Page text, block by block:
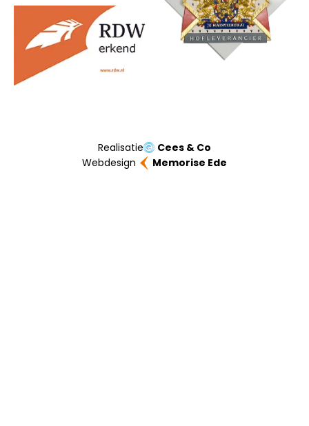
Realisatie
Cees & Co
Webdesign
Memorise Ede